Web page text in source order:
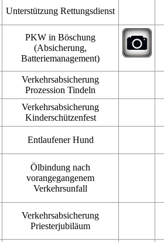
Unterstützung Rettungsdienst
PKW in Böschung
(Absicherung,
Batteriemanagement)
Verkehrsabsicherung
Prozession Tindeln
Verkehrsabsicherung
Kinderschützenfest
Entlaufener Hund
Ölbindung nach
vorangegangenem
Verkehrsunfall
Verkehrsabsicherung
Priesterjubiläum